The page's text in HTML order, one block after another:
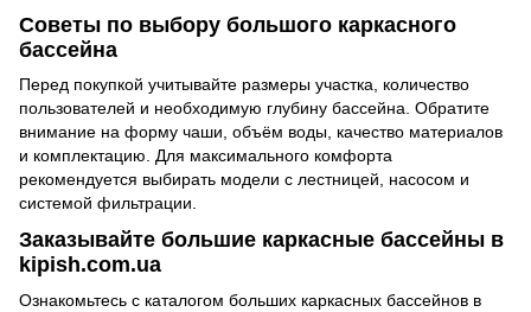
Советы по выбору большого каркасного
бассейна
Перед покупкой учитывайте размеры участка, количество
пользователей и необходимую глубину бассейна. Обратите
внимание на форму чаши, объём воды, качество материалов
и комплектацию. Для максимального комфорта
рекомендуется выбирать модели с лестницей, насосом и
системой фильтрации.
Заказывайте большие каркасные бассейны в
kipish.com.ua
Ознакомьтесь с каталогом больших каркасных бассейнов в